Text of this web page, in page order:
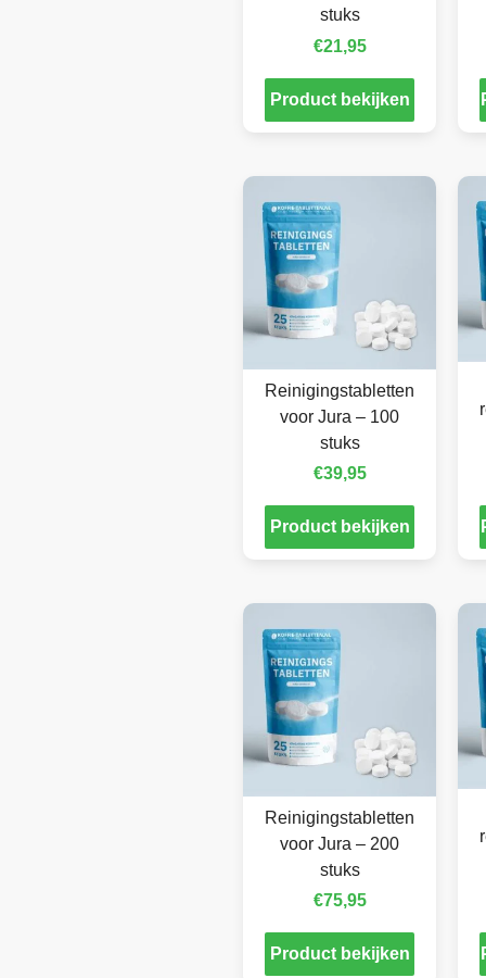
stuks
€21,95
Product bekijken
Reinigingstabletten
voor Jura – 100
stuks
€39,95
Product bekijken
Reinigingstabletten
voor Jura – 200
stuks
€75,95
Product bekijken